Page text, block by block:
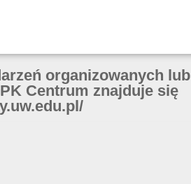
organizowanych lub
Centrum znajduje się